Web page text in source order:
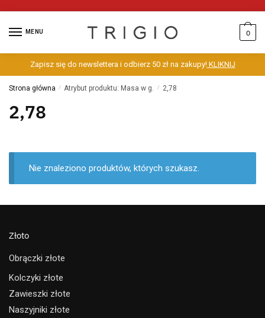
MENU 0
Zapisz się do newslettera i odbierz 50 zł na zakupy!KLIKNIJ
Strona główna / Atrybut produktu: Masa w g. / 2,78
2,78
Nie znaleziono produktów, których szukasz.
Złoto
Obrączki złote
Kolczyki złote
Zawieszki złote
Naszyjniki złote